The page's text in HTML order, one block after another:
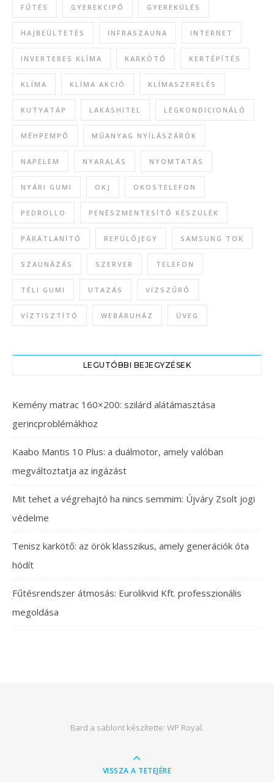
FŰTÉS GYEREKCIPŐ GYEREKÜLÉS
HAJBEÜLTETÉS INFRASZAUNA INTERNET
INVERTERES KLÍMA KARKÖTŐ KERTÉPÍTÉS
KLÍMA KLÍMA AKCIÓ KLÍMASZERELÉS
KUTYATÁP LAKÁSHITEL LÉGKONDICIONÁLÓ
MÉHPEMPŐ MŰANYAG NYÍLÁSZÁRÓK
NAPELEM NYARALÁS NYOMTATÁS
NYÁRI GUMI OKJ OKOSTELEFON
PEDROLLO PENÉSZMENTESÍTŐ KÉSZÜLÉK
PÁRÁTLANÍTÓ REPÜLŐJEGY SAMSUNG TOK
SZAUNÁZÁS SZERVER TELEFON
TÉLI GUMI UTAZÁS VÍZSZŰRŐ
VÍZTISZTÍTÓ WEBÁRUHÁZ ÜVEG
LEGUTÓBBI BEJEGYZÉSEK
Kemény matrac 160×200: szilárd alátámasztása
gerincproblémákhoz
Kaabo Mantis 10 Plus: a duálmotor, amely valóban
megváltoztatja az ingázást
Mit tehet a végrehajtó ha nincs semmim: Újváry Zsolt jogi
védelme
Tenisz karkötő: az örök klasszikus, amely generációk óta
hódít
Fűtésrendszer átmosás: Eurolikvid Kft. professzionális
megoldása
Bard a sablont készítette: WP Royal.
VISSZA A TETEJÉRE